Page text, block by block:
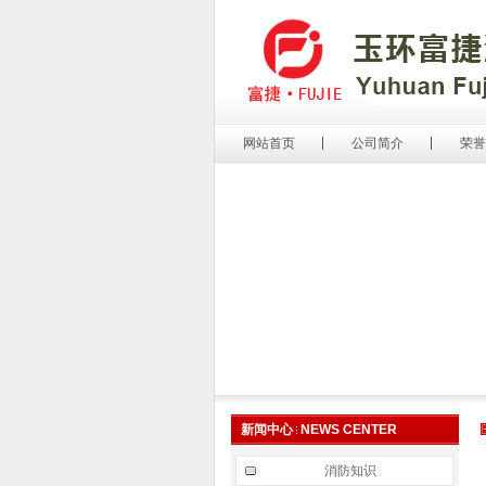
网站首页 公司简介 荣
新闻中心 NEWS CENTER
消防知识